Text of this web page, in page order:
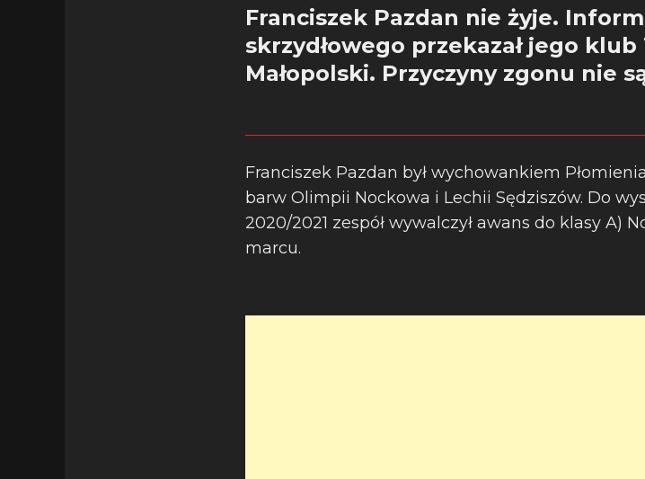
Franciszek Pazdan nie żyje.
skrzydłowego przekazał jego klub
Małopolski. Przyczyny zgonu nie
Franciszek Pazdan był wychowankiem
barw Olimpii Nockowa i Lechii Sędziszów. Do
2020/2021 zespół wywalczył awans do klasy A)
marcu.